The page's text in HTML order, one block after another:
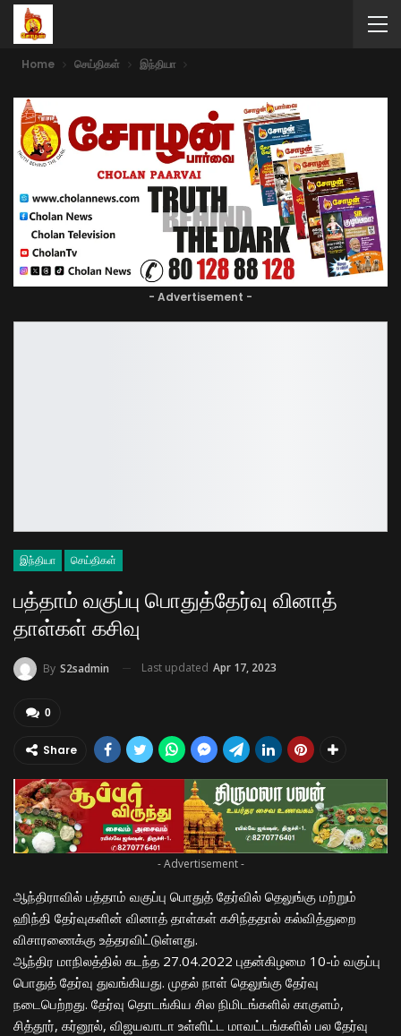
Home செய்திகள் இந்தியா
- Advertisement -
இந்தியா செய்திகள்
பத்தாம் வகுப்பு பொதுத்தேர்வு வினாத்
தாள்கள் கசிவு
By S2sadmin Last updated Apr 17, 2023
0
Share
- Advertisement -
ஆந்திராவில் பத்தாம் வகுப்பு பொதுத் தேர்வில் தெலுங்கு மற்றும்
ஹிந்தி தேர்வுகளின் வினாத் தாள்கள் கசிந்ததால் கல்வித்துறை
விசாரணைக்கு உத்தரவிட்டுள்ளது.
ஆந்திர மாநிலத்தில் கடந்த 27.04.2022 புதன்கிழமை 10-ம் வகுப்பு
பொதுத் தேர்வு துவங்கியது. முதல் நாள் தெலுங்கு தேர்வு
நடைபெற்றது. தேர்வு தொடங்கிய சில நிமிடங்களில் காகுளம்,
சித்தூர், கர்னூல், விஜயவாடா உள்ளிட்ட மாவட்டங்களில் பல தேர்வு